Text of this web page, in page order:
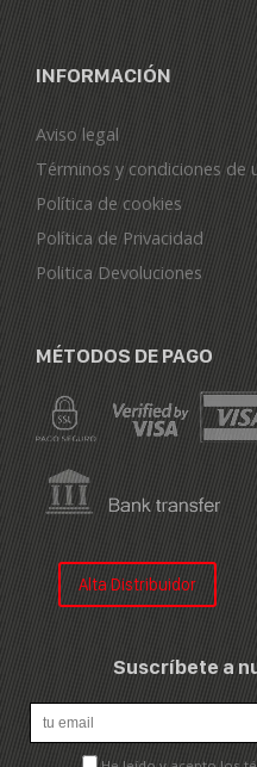
INFORMACIÓN
Aviso legal
Términos y condiciones de
Política de cookies
Política de Privacidad
Politica Devoluciones
MÉTODOS DE PAGO
Alta Distribuidor
Suscríbete a